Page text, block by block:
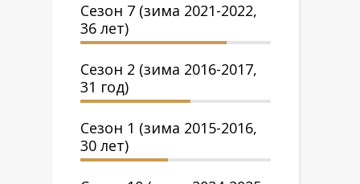
Сезон 7 (зима 2021-2022,
36 лет)
Сезон 2 (зима 2016-2017,
31 год)
Сезон 1 (зима 2015-2016,
30 лет)